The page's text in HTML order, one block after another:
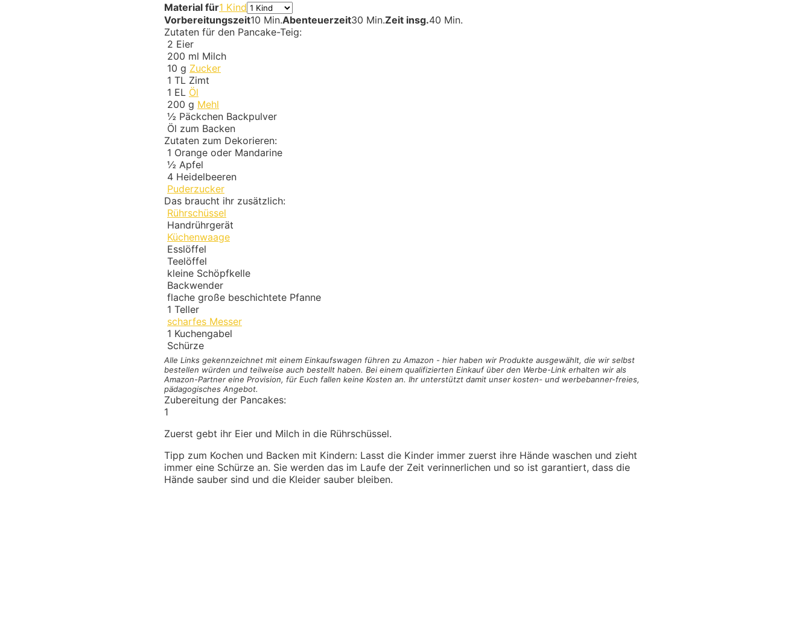
Material für1 Kind
Vorbereitungszeit10 Min.Abenteuerzeit30 Min.Zeit insg.40 Min.
Zutaten für den Pancake-Teig:
2 Eier
200 ml Milch
10 g Zucker
1 TL Zimt
1 EL Öl
200 g Mehl
½ Päckchen Backpulver
Öl zum Backen
Zutaten zum Dekorieren:
1 Orange oder Mandarine
½ Apfel
4 Heidelbeeren
Puderzucker
Das braucht ihr zusätzlich:
Rührschüssel
Handrührgerät
Küchenwaage
Esslöffel
Teelöffel
kleine Schöpfkelle
Backwender
flache große beschichtete Pfanne
1 Teller
scharfes Messer
1 Kuchengabel
Schürze
Alle Links gekennzeichnet mit einem Einkaufswagen führen zu Amazon - hier haben wir Produkte ausgewählt, die wir selbst
bestellen würden und teilweise auch bestellt haben. Bei einem qualifizierten Einkauf über den Werbe-Link erhalten wir als
Amazon-Partner eine Provision, für Euch fallen keine Kosten an. Ihr unterstützt damit unser kosten- und werbebanner-freies,
pädagogisches Angebot.
Zubereitung der Pancakes:
1
Zuerst gebt ihr Eier und Milch in die Rührschüssel.
Tipp zum Kochen und Backen mit Kindern: Lasst die Kinder immer zuerst ihre Hände waschen und zieht
immer eine Schürze an. Sie werden das im Laufe der Zeit verinnerlichen und so ist garantiert, dass die
Hände sauber sind und die Kleider sauber bleiben.